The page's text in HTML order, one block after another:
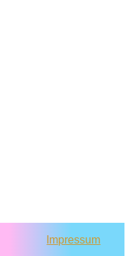
Impressum